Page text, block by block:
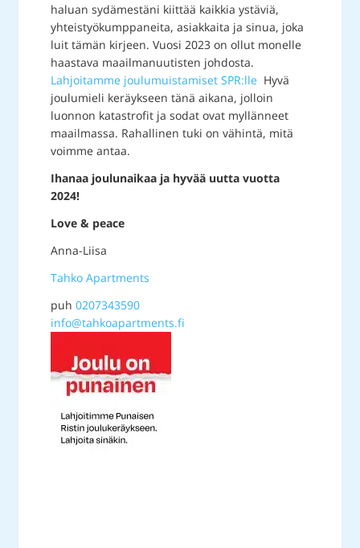
haluan sydämestäni kiittää kaikkia ystäviä,
yhteistyökumppaneita, asiakkaita ja sinua, joka
luit tämän kirjeen. Vuosi 2023 on ollut monelle
haastava maailmanuutisten johdosta.
Lahjoitamme joulumuistamiset SPR:lle Hyvä
joulumieli keräykseen tänä aikana, jolloin
luonnon katastrofit ja sodat ovat myllänneet
maailmassa. Rahallinen tuki on vähintä, mitä
voimme antaa.
Ihanaa joulunaikaa ja hyvää uutta vuotta
2024!
Love & peace
Anna-Liisa
Tahko Apartments
puh0207343590
info@tahkoapartments.fi